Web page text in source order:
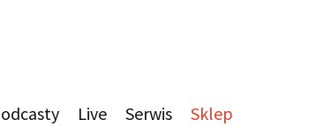
Live Serwis Sklep